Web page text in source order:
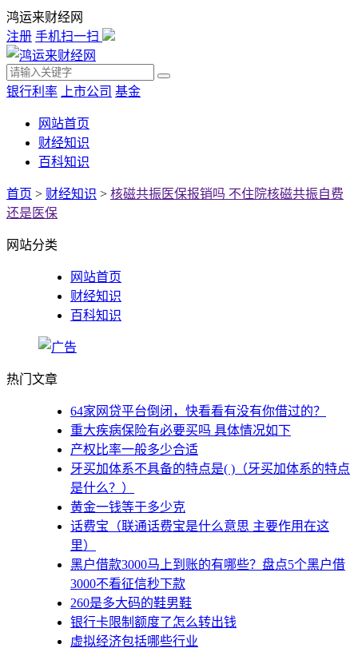
鸿运来财经网
注册 手机扫一扫
银行利率 上市公司 基金
网站首页
财经知识
百科知识
首页 > 财经知识 > 核磁共振医保报销吗 不住院核磁共振自费
还是医保
网站分类
网站首页
财经知识
百科知识
热门文章
64家网贷平台倒闭，快看看有没有你借过的？
重大疾病保险有必要买吗 具体情况如下
产权比率一般多少合适
牙买加体系不具备的特点是( )（牙买加体系的特点
是什么？）
黄金一钱等于多少克
话费宝（联通话费宝是什么意思 主要作用在这
里）
黑户借款3000马上到账的有哪些？盘点5个黑户借
3000不看征信秒下款
260是多大码的鞋男鞋
银行卡限制额度了怎么转出钱
虚拟经济包括哪些行业